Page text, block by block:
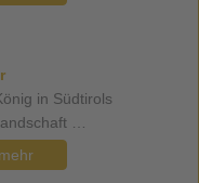
in Südtirols
…
mehr